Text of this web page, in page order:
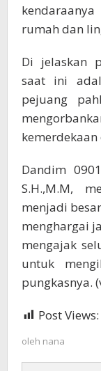
rumah dan
Di jelaskan
saat ini
pejuang
Dandim
S.H.,M.M,
menjadi
menghargai
mengajak
untuk
pungkasnya.
Post Views:
oleh nana